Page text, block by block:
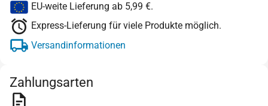
EU-weite Lieferung ab 5,99 €.
Express-Lieferung für viele Produkte möglich.
Versandinformationen
Zahlungsarten